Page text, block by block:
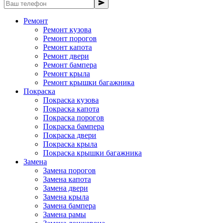
Ремонт
Ремонт кузова
Ремонт порогов
Ремонт капота
Ремонт двери
Ремонт бампера
Ремонт крыла
Ремонт крышки багажника
Покраска
Покраска кузова
Покраска капота
Покраска порогов
Покраска бампера
Покраска двери
Покраска крыла
Покраска крышки багажника
Замена
Замена порогов
Замена капота
Замена двери
Замена крыла
Замена бампера
Замена рамы